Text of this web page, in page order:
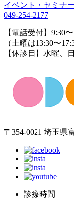
イベント・セミナ
049-254-2177
【電話受付】9:30
（土曜は13:30〜
【休診日】水曜、
〒354-0021 埼玉県
診療時間